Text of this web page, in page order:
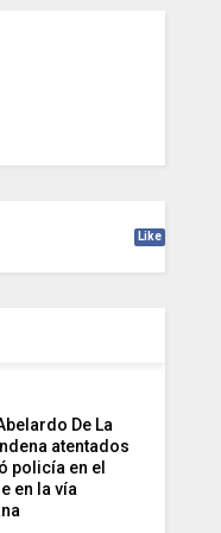
Like
De La
atentados
policía en el
en la vía